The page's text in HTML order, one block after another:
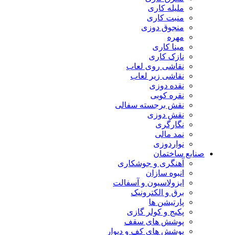
مليله کاری
منبت کاری
منجوق دوزی
مهره
مینا کاری
نازک کاری
نقاشی روی لعاب
نقاشی زیر لعاب
نقده دوزی
نقره کوبی
نقش برجسته سفالی
نقش دوزی
نگارگری
نمد مالی
نواردوزی
صنایع ساختمان
آهنگری و جوشکاری
انبوه سازان
ایزولاسیون و آسفالت
برق و الکترونیک
پارتیشن ها
پکیج و کولر گازی
پوشش های سقف
پوشش های کف و دیوار